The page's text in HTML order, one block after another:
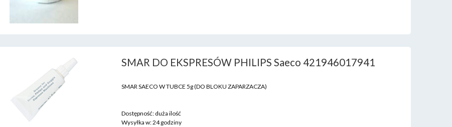
SMAR DO EKSPRESÓW PHILIPS Saeco 421946017941
SMAR SAECO W TUBCE 5g (DO BLOKU ZAPARZACZA)
Dostępność: duża ilość
Wysyłka w:24 godziny